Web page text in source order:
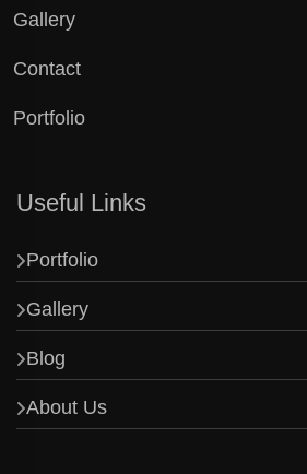
Gallery
Contact
Portfolio
Useful Links
Portfolio
Gallery
Blog
About Us